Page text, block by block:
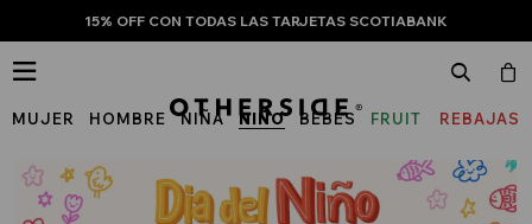
15% OFF CON TODAS LAS TARJETAS SCOTIABANK
MUJER HOMBRE NIÑA NIÑO BEBÉS
FRUIT
THE
REBAJAS
